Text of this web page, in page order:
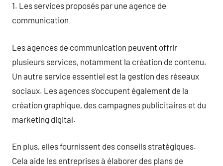
1. Les services proposés par une agence de
communication
Les agences de communication peuvent offrir
plusieurs services, notamment la création de contenu.
Un autre service essentiel est la gestion des réseaux
sociaux. Les agences s’occupent également de la
création graphique, des campagnes publicitaires et du
marketing digital.
En plus, elles fournissent des conseils stratégiques.
Cela aide les entreprises à élaborer des plans de